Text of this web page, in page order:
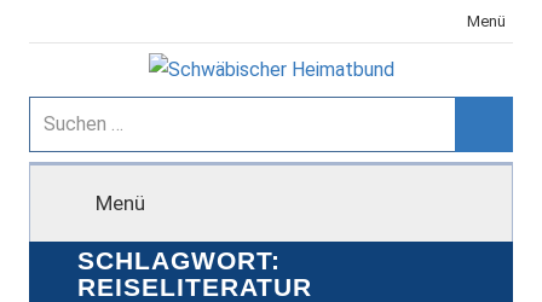
Inhalt
Menü
Schwäbischer
Heimatbund
Suchen
nach:
Menü
SCHLAGWORT:
REISELITERATUR